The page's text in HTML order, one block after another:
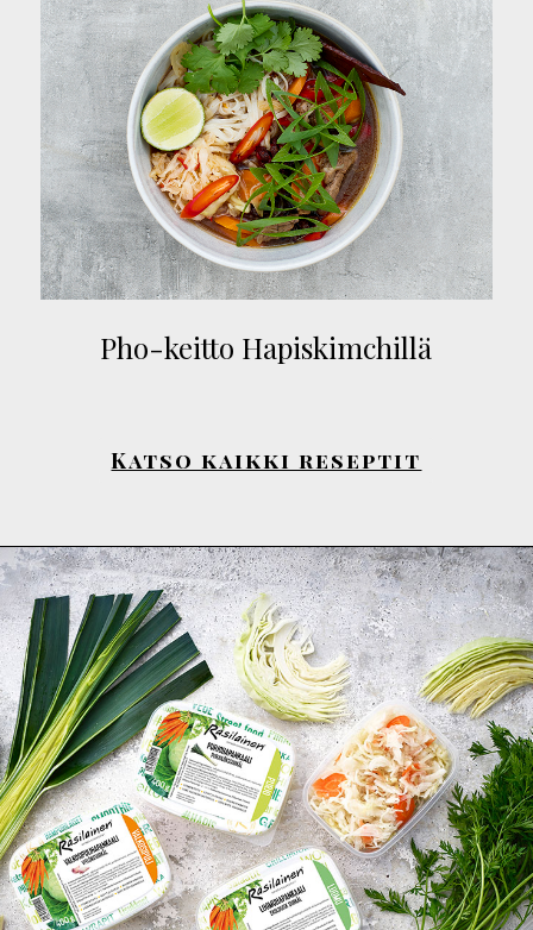
Pho-keitto Hapiskimchillä
Katso kaikki reseptit